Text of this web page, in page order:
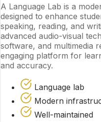
A Language Lab is a
designed to enhance
speaking, reading, and
advanced audio-visual
software, and multimedia
engaging platform for
and accuracy.
Language lab
Modern
Well-maintained